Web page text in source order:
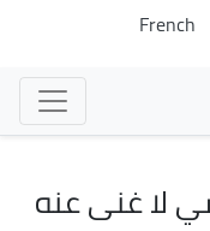
French
لا غنى عنه